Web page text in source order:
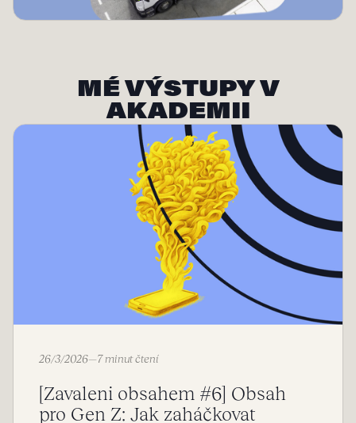
MÉ VÝSTUPY V
AKADEMII
26/3/2026—7 minut čtení
[Zavaleni obsahem #6] Obsah
pro Gen Z: Jak zaháčkovat